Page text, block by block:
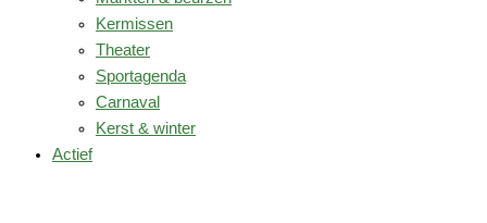
Kermissen
Theater
Sportagenda
Carnaval
Kerst & winter
Actief